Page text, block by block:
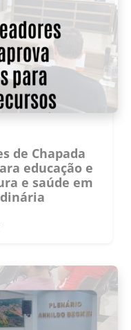
de Chapada
educação e
e saúde em